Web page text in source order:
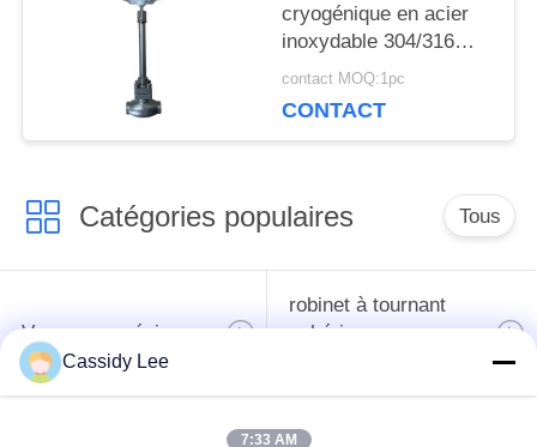
CONFIDENTIALITÉ
cryogénique en acier
inoxydable 304/316
avec joint PTFE et
CF8/CF3 pour -196°C à
contact MOQ:1pc
CONTACT
Catégories populaires Tous
Vanne cryogénique
robinet à tournant
sphérique
soupape de sûreté
Cassidy Lee
7:33 AM